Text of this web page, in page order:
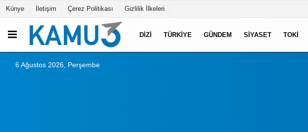
Künye İletişim Çerez Politikası Gizlilik İlkeleri
DIZI TÜRKIYE GÜNDEM SIYASET TOKI
6 Ağustos 2026, Perşembe